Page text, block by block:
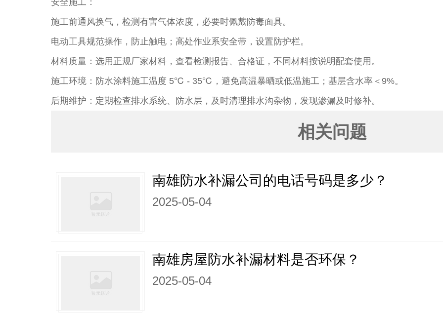
安全施工：​
施工前通风换气，检测有害气体浓度，必要时佩戴防毒面具。​
电动工具规范操作，防止触电；高处作业系安全带，设置防护栏。​
材料质量：选用正规厂家材料，查看检测报告、合格证，不同材料按说明配套使用。​
施工环境：防水涂料施工温度 5℃ - 35℃，避免高温暴晒或低温施工；基层含水率＜9%。​
后期维护：定期检查排水系统、防水层，及时清理排水沟杂物，发现渗漏及时修补。
相关问题
南雄防水补漏公司的电话号码是多少？
2025-05-04
南雄房屋防水补漏材料是否环保？
2025-05-04